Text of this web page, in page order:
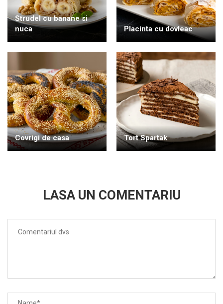
Strudel cu banane si
nuca
Placinta cu dovleac
Covrigi de casa Tort Spartak
LASA UN COMENTARIU